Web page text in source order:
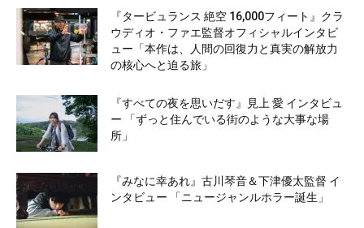
『タービュランス 絶空 16,000フィート』クラ
ウディオ・ファエ監督オフィシャルインタビ
ュー「本作は、人間の回復力と真実の解放力
の核心へと迫る旅」
『すべての夜を思いだす』見上 愛 インタビュ
ー 「ずっと住んでいる街のような大事な場
所」
『みなに幸あれ』古川琴音＆下津優太監督 イ
ンタビュー 「ニュージャンルホラー誕生」